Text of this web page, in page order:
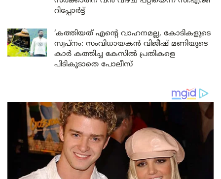
റിപ്പോർട്ട്
‘കത്തിയത് എന്റെ വാഹനമല്ല, കോടികളുടെ
സ്വപ്നം: സംവിധായകൻ വിജീഷ് മണിയുടെ
കാർ കത്തിച്ച കേസിൽ പ്രതികളെ
പിടികൂടാതെ പോലീസ്